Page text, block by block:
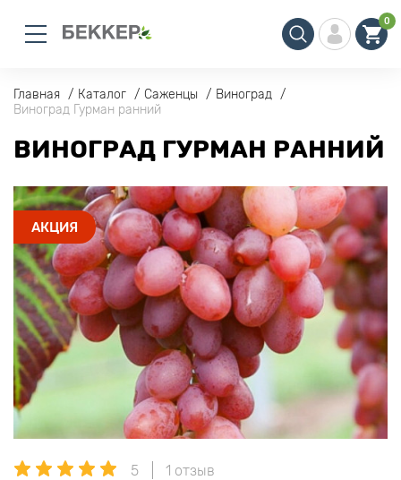
0
Главная Каталог Саженцы
Виноград
Виноград Гурман ранний
ВИНОГРАД ГУРМАН РАННИЙ
АКЦИЯ
5 1 отзыв